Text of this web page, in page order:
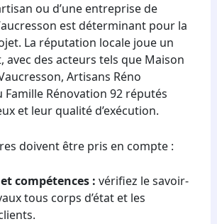
ou d’une entreprise de
est déterminant pour la
La réputation locale joue un
des acteurs tels que Maison
Artisans Réno
Famille Rénovation 92 réputés
et leur qualité d’exécution.
doivent être pris en compte :
compétences : vérifiez le savoir-
tous corps d’état et les